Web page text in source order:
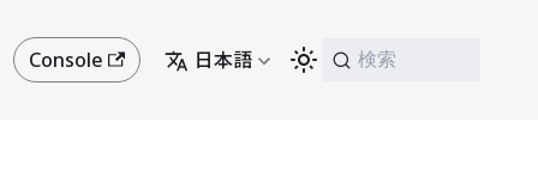
Console 日本語 検索